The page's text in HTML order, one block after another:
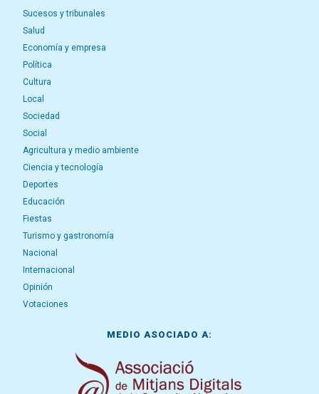
Sucesos y tribunales
Salud
Economía y empresa
Política
Cultura
Local
Sociedad
Social
Agricultura y medio ambiente
Ciencia y tecnología
Deportes
Educación
Fiestas
Turismo y gastronomía
Nacional
Internacional
Opinión
Votaciones
MEDIO ASOCIADO A: